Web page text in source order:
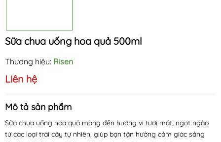
Sữa chua uống hoa quả 500ml
Thương hiệu: Risen
Liên hệ
Mô tả sản phẩm
Sữa chua uống hoa quả mang đến hương vị tươi mát, ngọt ngào
từ các loại trái cây tự nhiên, giúp bạn tận hưởng cảm giác sảng